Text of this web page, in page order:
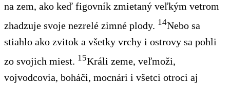
na zem, ako keď figovník zmietaný veľkým vetrom
zhadzuje svoje nezrelé zimné plody. 14Nebo sa
stiahlo ako zvitok a všetky vrchy i ostrovy sa pohli
zo svojich miest. 15Králi zeme, veľmoži,
vojvodcovia, boháči, mocnári i všetci otroci aj